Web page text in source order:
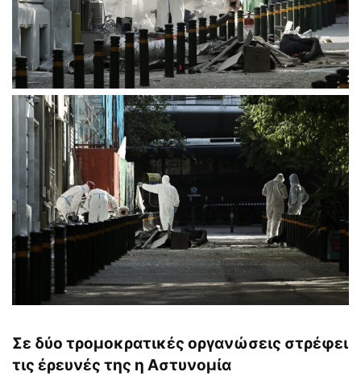
Σε δύο τρομοκρατικές οργανώσεις στρέφει
τις έρευνές της η Αστυνομία